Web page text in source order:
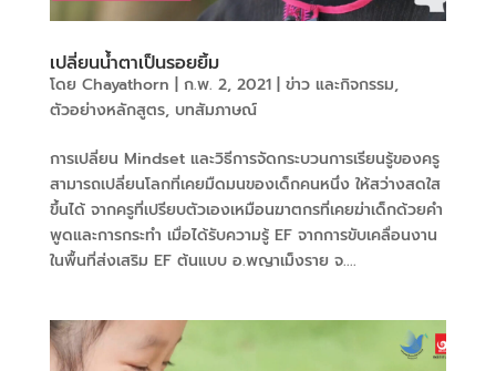
เปลี่ยนน้ำตาเป็นรอยยิ้ม
โดย Chayathorn ก.พ. 2, 2021| ข่าว และกิจกรรม,
ตัวอย่างหลักสูตร, บทสัมภาษณ์
การเปลี่ยน Mindset และวิธีการจัดกระบวนการเรียนรู้ของครู
สามารถเปลี่ยนโลกที่เคยมืดมนของเด็กคนหนึ่ง ให้สว่างสดใส
ขึ้นได้ จากครูที่เปรียบตัวเองเหมือนฆาตกรที่เคยฆ่าเด็กด้วยคำ
พูดและการกระทำ เมื่อได้รับความรู้ EF จากการขับเคลื่อนงาน
ในพื้นที่ส่งเสริม EF ต้นแบบ อ.พญาเม็งราย จ....